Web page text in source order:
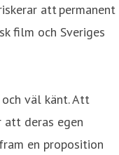
att permanent
film och Sveriges
väl känt. Att
deras egen
en proposition